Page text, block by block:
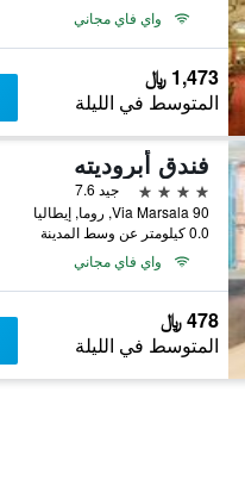
واي فاي مجاني
1,473 ﷼
المتوسط في الليلة
فندق أبروديته
4 نجوم
جيد 7.6
Via Marsala 90, روما, إيطاليا
0.0 كيلومتر عن وسط المدينة
واي فاي مجاني
478 ﷼
المتوسط في الليلة